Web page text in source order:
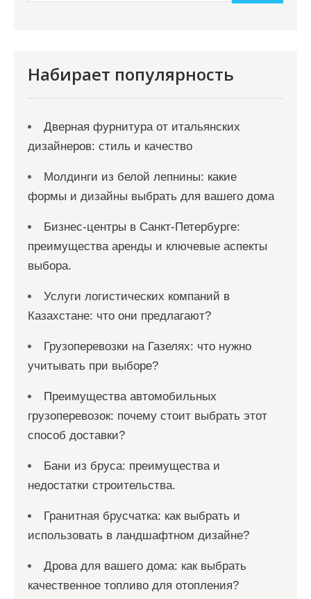
Набирает популярность
Дверная фурнитура от итальянских
дизайнеров: стиль и качество
Молдинги из белой лепнины: какие
формы и дизайны выбрать для вашего дома
Бизнес-центры в Санкт-Петербурге:
преимущества аренды и ключевые аспекты
выбора.
Услуги логистических компаний в
Казахстане: что они предлагают?
Грузоперевозки на Газелях: что нужно
учитывать при выборе?
Преимущества автомобильных
грузоперевозок: почему стоит выбрать этот
способ доставки?
Бани из бруса: преимущества и
недостатки строительства.
Гранитная брусчатка: как выбрать и
использовать в ландшафтном дизайне?
Дрова для вашего дома: как выбрать
качественное топливо для отопления?